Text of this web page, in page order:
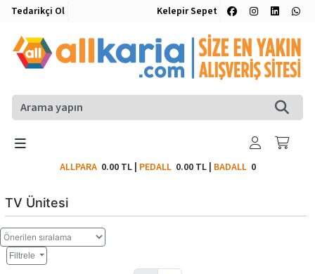
Tedarikçi Ol Kelepir Sepet
ALLPARA 0.00 TL| PEDALL 0.00 TL| BADALL0
TV Ünitesi
Filtrele